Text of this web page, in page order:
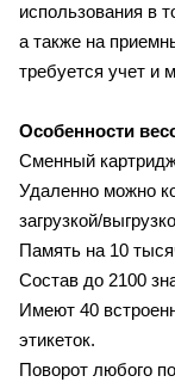
использования в
а также на
требуется учет и
Особенности
Сменный картридж
Удаленно можно
загрузкой/
Память на 10
Состав до 2100
Имеют 40
этикеток.
Поворот любого